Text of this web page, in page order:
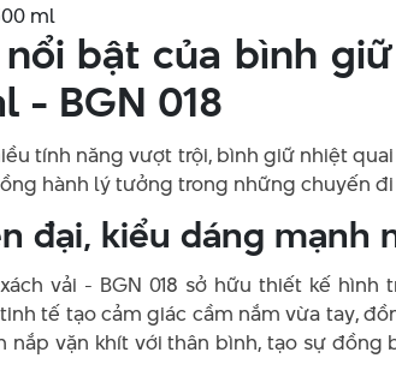
ml
bật của bình
- BGN 018
tính năng vượt trội, bình giữ nhiệt quai
hành lý tưởng trong những chuyến đi
đại, kiểu dáng mạnh
vải - BGN 018 sở hữu thiết kế hình
tế tạo cảm giác cầm nắm vừa tay,
nắp vặn khít với thân bình, tạo sự